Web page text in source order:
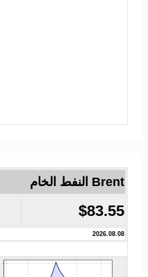
Brent النفط الخام
$83.55
2026.08.08